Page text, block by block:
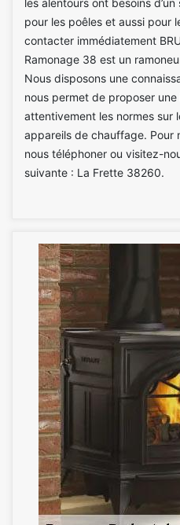
pour les poêles et aussi pour
contacter immédiatement
Ramonage 38 est un
Nous disposons une
nous permet de proposer
attentivement les normes sur
appareils de chauffage. Pour
nous téléphoner ou visitez-
suivante : La Frette 38260.